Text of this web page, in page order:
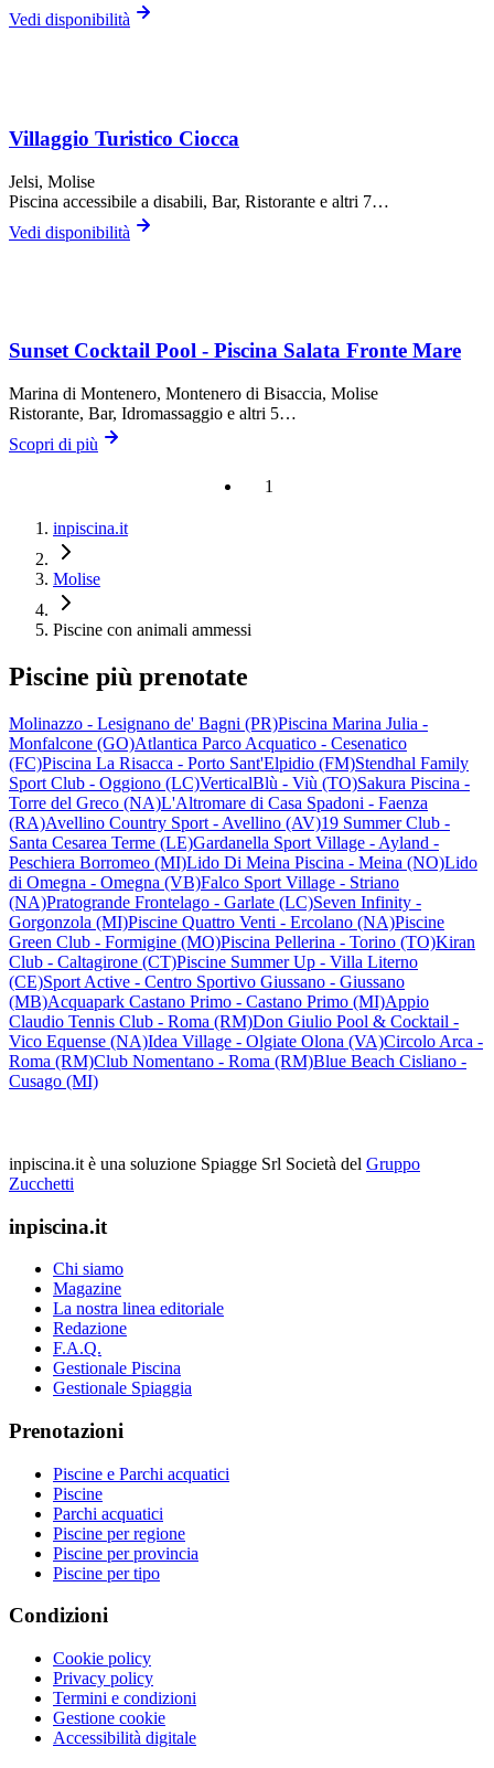
Vedi disponibilità
Villaggio Turistico Ciocca
Jelsi, Molise
Piscina accessibile a disabili, Bar, Ristorante e altri 7…
Vedi disponibilità
Sunset Cocktail Pool - Piscina Salata Fronte Mare
Marina di Montenero, Montenero di Bisaccia, Molise
Ristorante, Bar, Idromassaggio e altri 5…
Scopri di più
1
inpiscina.it
Molise
Piscine con animali ammessi
Piscine più prenotate
Molinazzo - Lesignano de' Bagni (PR)Piscina Marina Julia -
Monfalcone (GO)Atlantica Parco Acquatico - Cesenatico
(FC)Piscina La Risacca - Porto Sant'Elpidio (FM)Stendhal Family
Sport Club - Oggiono (LC)VerticalBlù - Viù (TO)Sakura Piscina -
Torre del Greco (NA)L'Altromare di Casa Spadoni - Faenza
(RA)Avellino Country Sport - Avellino (AV)19 Summer Club -
Santa Cesarea Terme (LE)Gardanella Sport Village - Ayland -
Peschiera Borromeo (MI)Lido Di Meina Piscina - Meina (NO)Lido
di Omegna - Omegna (VB)Falco Sport Village - Striano
(NA)Pratogrande Frontelago - Garlate (LC)Seven Infinity -
Gorgonzola (MI)Piscine Quattro Venti - Ercolano (NA)Piscine
Green Club - Formigine (MO)Piscina Pellerina - Torino (TO)Kiran
Club - Caltagirone (CT)Piscine Summer Up - Villa Literno
(CE)Sport Active - Centro Sportivo Giussano - Giussano
(MB)Acquapark Castano Primo - Castano Primo (MI)Appio
Claudio Tennis Club - Roma (RM)Don Giulio Pool & Cocktail -
Vico Equense (NA)Idea Village - Olgiate Olona (VA)Circolo Arca -
Roma (RM)Club Nomentano - Roma (RM)Blue Beach Cisliano -
Cusago (MI)
inpiscina.it è una soluzione Spiagge Srl Società del Gruppo
Zucchetti
inpiscina.it
Chi siamo
Magazine
La nostra linea editoriale
Redazione
F.A.Q.
Gestionale Piscina
Gestionale Spiaggia
Prenotazioni
Piscine e Parchi acquatici
Piscine
Parchi acquatici
Piscine per regione
Piscine per provincia
Piscine per tipo
Condizioni
Cookie policy
Privacy policy
Termini e condizioni
Gestione cookie
Accessibilità digitale